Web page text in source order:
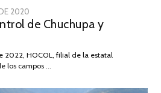
2020
DE
2026
de Chuchupa y
2022, HOCOL, filial de la estatal
los campos …